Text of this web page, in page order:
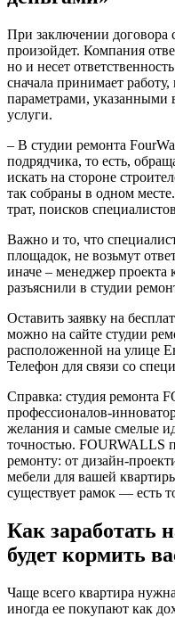
При заключении договора
произойдет. Компания
но и несет
сначала принимает
параметрами, указанными
услуги.
– В студии ремонта
подрядчика, то есть,
искать на стороне
так собраны в одном
трат, поисков специалистов
Важно и то, что
площадок, не возьмут
иначе – менеджер проекта
разъяснили в студии
Оставить заявку на
можно на сайте студии
расположенной на улице
Телефон для связи со
Справка: студия ремонта
профессионалов-
желания и самые смелые
точностью. FOURWALLS
ремонту: от дизайн-
мебели для вашей
существует рамок — есть
Как заработать
будет кормить
Чаще всего квартира
иногда ее покупают как